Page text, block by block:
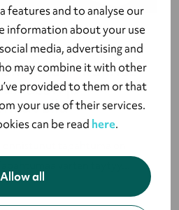
features and to analyse our
information about your use
media, advertising and
may combine it with other
provided to them or that
your use of their services.
can be read here.
Allow all
- hallitse
ja
avulla